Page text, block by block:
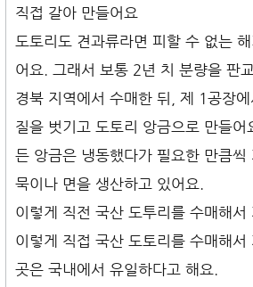
직접 갈아 만들어요
도토리도 견과류라면 피할 수 없는
어요. 그래서 보통 2년 치 분량을 판
경북 지역에서 수매한 뒤, 제 1공장
질을 벗기고 도토리 앙금으로 만들어
든 앙금은 냉동했다가 필요한 만큼씩
묵이나 면을 생산하고 있어요.
이렇게 직전 국산 도투리를 수매해서
이렇게 직접 국산 도토리를 수매해서
곳은 국내에서 유일하다고 해요.